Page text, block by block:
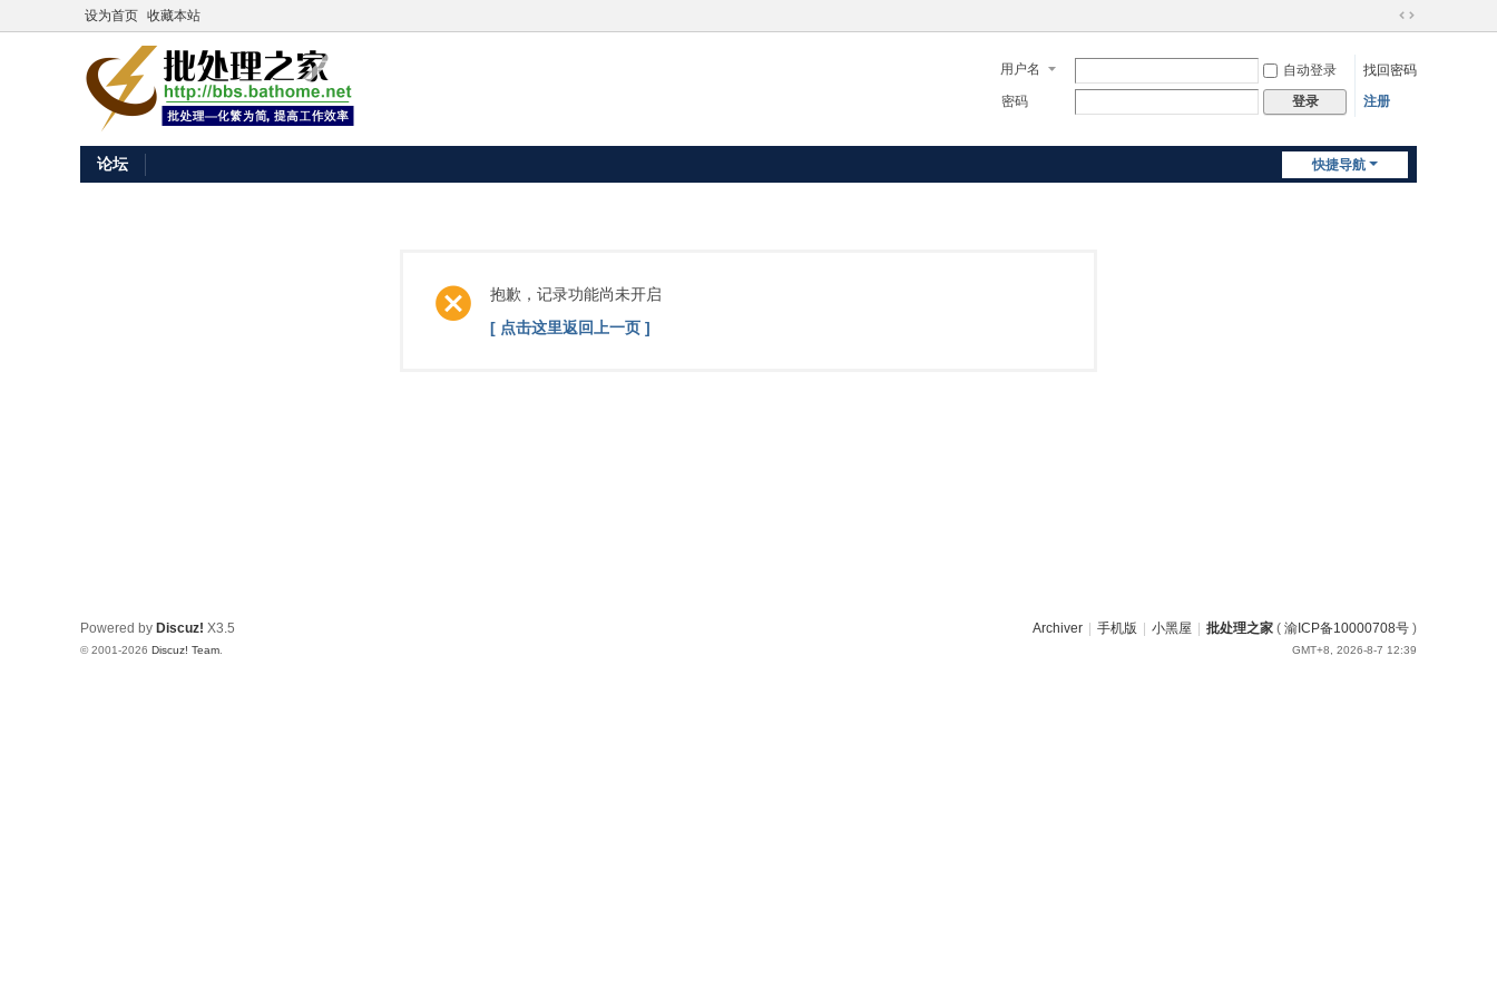
设为首页 收藏本站
切
到
用户名 自动登录
找回密码
密码
登录 注册
快捷导航
论坛
抱歉，记录功能尚未开启
[ 点击这里返回上一页 ]
Archiver 手机版 小黑屋 批处理之家 ( 渝ICP备10000708号 )
GMT+8, 2026-8-7 12:39
Powered by Discuz! X3.5
© 2001-2026 Discuz! Team